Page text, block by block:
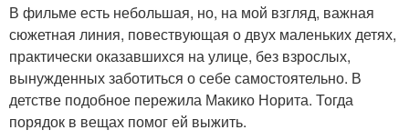
В фильме есть небольшая, но, на мой взгляд, важная
сюжетная линия, повествующая о двух маленьких детях,
практически оказавшихся на улице, без взрослых,
вынужденных заботиться о себе самостоятельно. В
детстве подобное пережила Макико Норита. Тогда
порядок в вещах помог ей выжить.